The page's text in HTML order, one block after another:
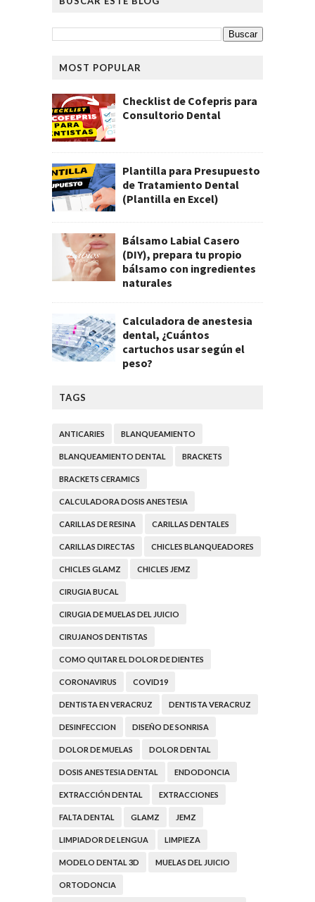
MOST POPULAR
Checklist de Cofepris para
Consultorio Dental
Plantilla para Presupuesto
de Tratamiento Dental
(Plantilla en Excel)
Bálsamo Labial Casero
(DIY), prepara tu propio
bálsamo con ingredientes
naturales
Calculadora de anestesia
dental, ¿Cuántos
cartuchos usar según el
peso?
TAGS
ANTICARIES BLANQUEAMIENTO
BLANQUEAMIENTO DENTAL BRACKETS
BRACKETS CERAMICS
CALCULADORA DOSIS ANESTESIA
CARILLAS DE RESINA CARILLAS DENTALES
CARILLAS DIRECTAS CHICLES BLANQUEADORES
CHICLES GLAMZ CHICLES JEMZ
CIRUGIA BUCAL
CIRUGIA DE MUELAS DEL JUICIO
CIRUJANOS DENTISTAS
COMO QUITAR EL DOLOR DE DIENTES
CORONAVIRUS COVID19
DENTISTA EN VERACRUZ DENTISTA VERACRUZ
DESINFECCION DISEÑO DE SONRISA
DOLOR DE MUELAS DOLOR DENTAL
DOSIS ANESTESIA DENTAL ENDODONCIA
EXTRACCIÓN DENTAL EXTRACCIONES
FALTA DENTAL GLAMZ JEMZ
LIMPIADOR DE LENGUA LIMPIEZA
MODELO DENTAL 3D MUELAS DEL JUICIO
ORTODONCIA